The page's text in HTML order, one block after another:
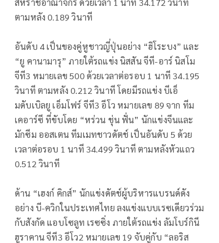
ตามหลัง 0.189 วินาที
อันดับ 4 เป็นของคู่หูชาวญี่ปุ่นอย่าง “ฮิโระบง” และ
“ยู คานามารุ” ภายใต้รถแข่ง นิสสัน จีที-อาร์ นิสโม
จีที3 หมายเลข 500 ด้วยเวลาต่อรอบ 1 นาที 34.195
วินาที ตามหลัง 0.212 วินาที โดยมีรถแข่ง บีเอ็
มดับเบิลยู เอ็มโฟร์ จีที3 อีโว หมายเลข 89 จาก ทีม
เคอาร์ซี ที่ขับโดย “หร่วน ชุ่น ฟั่น” นักแข่งจีนและ
มักซีม ออสเตน ทีมเมทชาวดัตช์ เป็นอันดับ 5 ด้วย
เวลาต่อรอบ 1 นาที 34.499 วินาที ตามหลังหัวแถว
0.512 วินาที
ด้าน “เฮงก์ คิกส์” นักแข่งดัตช์ผู้บริหารแบรนด์ดัง
อย่าง บี-ควิกในประเทศไทย ลงแข่งแบบเรซเดียวร่วม
กับสังกัด แอบโซลูท เรซซิ่ง ภายใต้รถแข่ง ลัมโบร์กินี
ฮูราคาน จีที3 อีโว2 หมายเลข 19 จับคู่กับ “ลอริส